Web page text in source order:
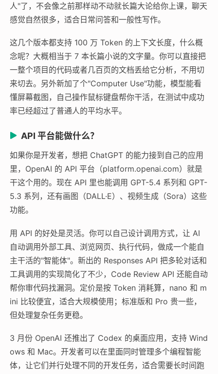
人"了，不会像之前那样动不动就长篇大论给你上课，聊天
感觉自然很多，适合日常问答和一般性写作。
这几个版本都支持 100 万 Token 的上下文长度，什么概
念呢？大概相当于 7 本长篇小说的文字量。你可以直接把
一整个项目的代码或者几百页的文档丢给它分析，不用切
来切去。另外新加了个"Computer Use"功能，模型能看
懂屏幕截图，自己操作鼠标键盘帮你干活，在测试中成功
率已经超过了普通人的平均水平。
API 平台能做什么？
如果你是开发者，想把 ChatGPT 的能力接到自己的应用
里，OpenAI 的 API 平台（platform.openai.com）就是
干这个用的。现在 API 里也能调用 GPT-5.4 系列和 GPT-
5.3 系列，还有画图（DALL·E）、视频生成（Sora）这些
功能。
用 API 的好处是灵活。你可以自己设计调用方式，让 AI
自动调用外部工具、浏览网页、执行代码，做成一个能自
主干活的"智能体"。新出的 Responses API 把多轮对话和
工具调用的实现简化了不少，Code Review API 还能自动
帮你审代码找漏洞。定价是按 Token 消耗算，nano 和 m
ini 比较便宜，适合大规模使用；标准版和 Pro 贵一些，
但处理复杂任务更稳。
3 月份 OpenAI 还推出了 Codex 的桌面应用，支持 Wind
ows 和 Mac。开发者可以在里面同时管理多个编程智能
体，让它们并行处理不同的开发任务，适合需要长时间跑